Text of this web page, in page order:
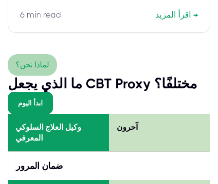
compliance, all vital for scaling digital financial
services securely. This guide covers how CAFCA
within the dynamic FinTech landscape.
6 min read اقرأ المزيد →
لماذا نحن؟
ما الذي يجعل CBT Proxy مختلفًا؟
ابدأ اليوم
وكيل العلاج السلوكي
المعرفي
آحرون
ضمان المرور